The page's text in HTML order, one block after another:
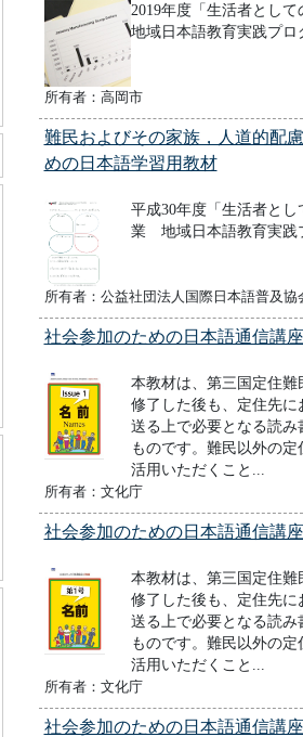
2019年度「生活者とし
地域日本語教育実践プ
所有者：高岡市
難民およびその家族，人道的配
めの日本語学習用教材
平成30年度「生活者と
業 地域日本語教育実
所有者：公益社団法人国際日本語普及協
社会参加のための日本語通信講
本教材は、第三国定住
修了した後も、定住先
送る上で必要となる読
ものです。難民以外の
活用いただくこと...
所有者：文化庁
社会参加のための日本語通信講
本教材は、第三国定住
修了した後も、定住先
送る上で必要となる読
ものです。難民以外の
活用いただくこと...
所有者：文化庁
社会参加のための日本語通信講